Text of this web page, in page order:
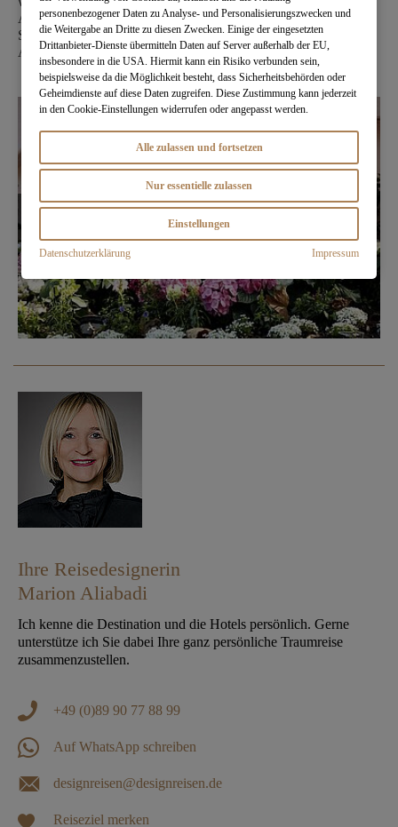
Ausgezeichnet wurde das Hotel Bel-Air für seinen tadellosen
Service, die luxuriös ausgestatteten Zimmer und die charmante
Atmosphäre.
Ihre Reisedesignerin
Marion Aliabadi
Ich kenne die Destination und die Hotels persönlich. Gerne
unterstütze ich Sie dabei Ihre ganz persönliche Traumreise
zusammenzustellen.
+49 (0)89 90 77 88 99
Auf WhatsApp schreiben
designreisen@designreisen.de
Reiseziel merken
personenbezogener Daten zu Analyse- und Personalisierungszwecken und
die Weitergabe an Dritte zu diesen Zwecken. Einige der eingesetzten
Drittanbieter-Dienste übermitteln Daten auf Server außerhalb der EU,
insbesondere in die USA. Hiermit kann ein Risiko verbunden sein,
beispielsweise da die Möglichkeit besteht, dass Sicherheitsbehörden oder
Geheimdienste auf diese Daten zugreifen. Diese Zustimmung kann jederzeit
in den Cookie-Einstellungen widerrufen oder angepasst werden.
Alle zulassen und fortsetzen
Nur essentielle zulassen
Einstellungen
Datenschutzerklärung Impressum